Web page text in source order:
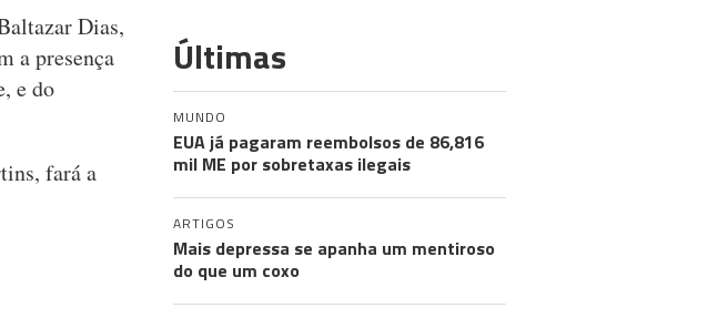
Dias,
a presença
e do
fará a
Últimas
MUNDO
EUA já pagaram reembolsos de 86,816
mil ME por sobretaxas ilegais
ARTIGOS
Mais depressa se apanha um mentiroso
do que um coxo